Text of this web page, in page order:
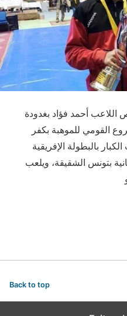
أ/ إقتنص اللاعب أحمد فؤاد بغدودة
القومي للموهبة بكفر
بالبطولة الإفريقية
بتونس الشقيقة، ويلعب
Back to top